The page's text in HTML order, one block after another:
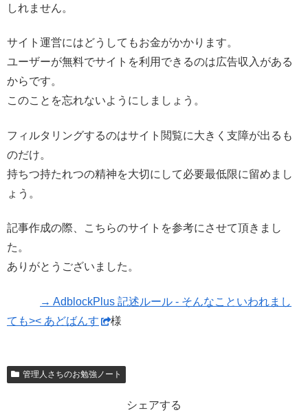
しれません。
サイト運営にはどうしてもお金がかかります。
ユーザーが無料でサイトを利用できるのは広告収入がある
からです。
このことを忘れないようにしましょう。
フィルタリングするのはサイト閲覧に大きく支障が出るも
のだけ。
持ちつ持たれつの精神を大切にして必要最低限に留めまし
ょう。
記事作成の際、こちらのサイトを参考にさせて頂きまし
た。
ありがとうございました。
→ AdblockPlus 記述ルール - そんなこといわれまし
ても>< あどばんす
様
管理人さちのお勉強ノート
シェアする